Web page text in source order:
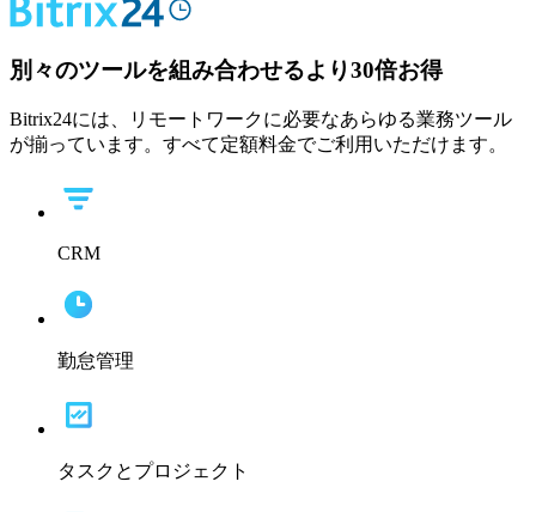
別々のツールを組み合わせるより30倍お得
Bitrix24には、リモートワークに必要なあらゆる業務ツール
が揃っています。すべて定額料金でご利用いただけます。
CRM
勤怠管理
タスクとプロジェクト